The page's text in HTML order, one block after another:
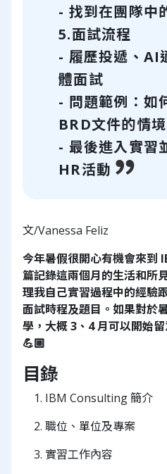
- 找到在團隊中
5.面試流程
- 履歷投遞、AI
體面試
- 問題範例：如
BRD文件的情
- 最後進入實習
HR活動
文/Vanessa Feliz
今年暑假很開心有機會來到
篇記錄這兩個月的生活和所
理我自己實習過程中的經驗
面試時程及題目。如果對於
學，大概 3、4 月可以開始
💪🏼
目錄
IBM Consulting 簡介
職位、單位及專案
實習工作內容